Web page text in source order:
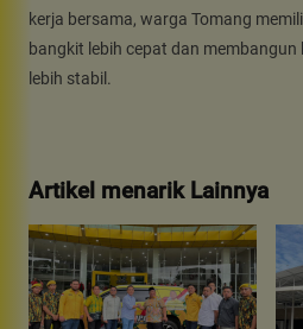
kerja bersama, warga Tomang
bangkit lebih cepat dan
lebih stabil.
Artikel menarik Lainnya